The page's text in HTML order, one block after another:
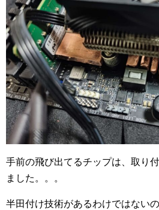
手前の飛び出てるチップは、取り
ました。。。
半田付け技術があるわけではない